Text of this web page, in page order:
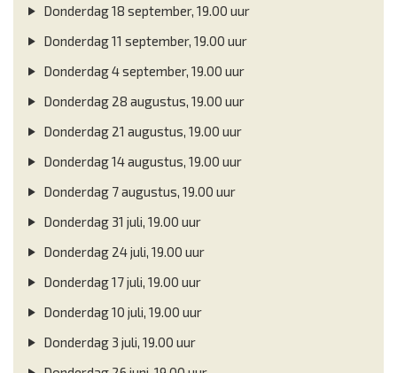
Donderdag 18 september, 19.00 uur
Donderdag 11 september, 19.00 uur
Donderdag 4 september, 19.00 uur
Donderdag 28 augustus, 19.00 uur
Donderdag 21 augustus, 19.00 uur
Donderdag 14 augustus, 19.00 uur
Donderdag 7 augustus, 19.00 uur
Donderdag 31 juli, 19.00 uur
Donderdag 24 juli, 19.00 uur
Donderdag 17 juli, 19.00 uur
Donderdag 10 juli, 19.00 uur
Donderdag 3 juli, 19.00 uur